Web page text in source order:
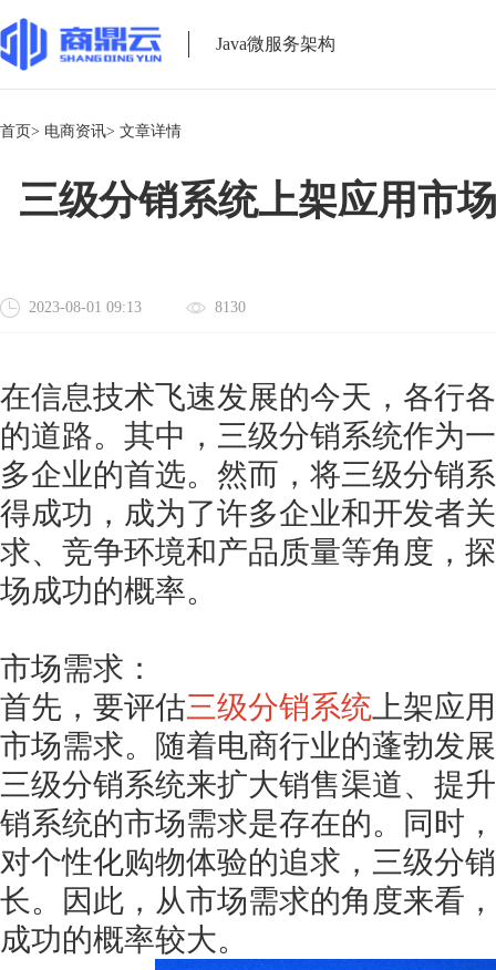
Java微服务架构
首页> 电商资讯> 文章详情
三级分销系统上架应用市
2023-08-01 09:13 8130
在信息技术飞速发展的今天，各行
的道路。其中，三级分销系统作为
多企业的首选。然而，将三级分销
得成功，成为了许多企业和开发者
求、竞争环境和产品质量等角度，
场成功的概率。
市场需求：
首先，要评估三级分销系统 上架应
市场需求。随着电商行业的蓬勃发
三级分销系统来扩大销售渠道、提
销系统的市场需求是存在的。同时
对个性化购物体验的追求，三级分
长。因此，从市场需求的角度来看
成功的概率较大。